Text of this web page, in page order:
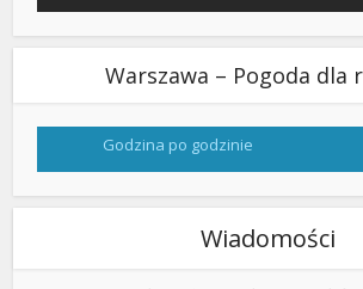
Warszawa – Pogoda dla
Godzina po godzinie
Wiadomości